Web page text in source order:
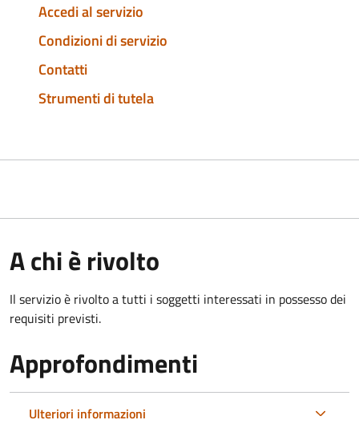
Accedi al servizio
Condizioni di servizio
Contatti
Strumenti di tutela
A chi è rivolto
Il servizio è rivolto a tutti i soggetti interessati in possesso dei
requisiti previsti.
Approfondimenti
Ulteriori informazioni